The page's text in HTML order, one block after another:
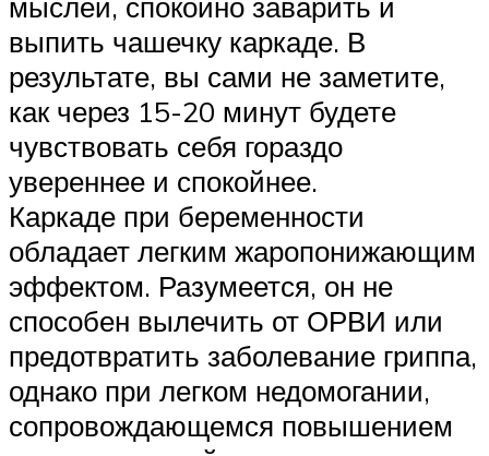
выпить чашечку каркаде. В
результате, вы сами не заметите,
как через 15-20 минут будете
чувствовать себя гораздо
увереннее и спокойнее.
Каркаде при беременности
обладает легким жаропонижающим
эффектом. Разумеется, он не
способен вылечить от ОРВИ или
предотвратить заболевание гриппа,
однако при легком недомогании,
сопровождающемся повышением